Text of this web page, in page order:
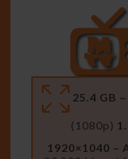
25.4 GB
(1080p)
1920×1040 –